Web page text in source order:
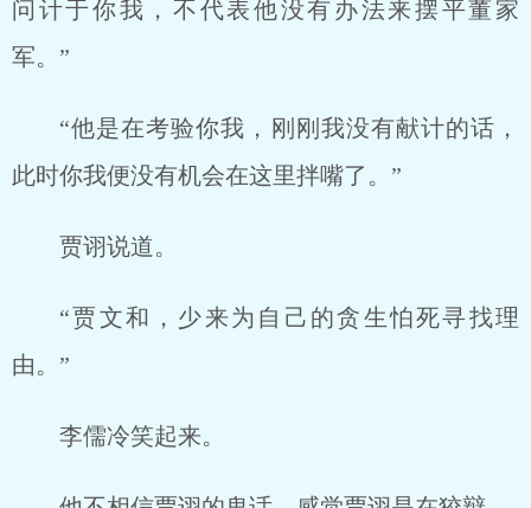
问计于你我，不代表他没有办法来摆平董家
军。”
“他是在考验你我，刚刚我没有献计的话，
此时你我便没有机会在这里拌嘴了。”
贾诩说道。
“贾文和，少来为自己的贪生怕死寻找理
由。”
李儒冷笑起来。